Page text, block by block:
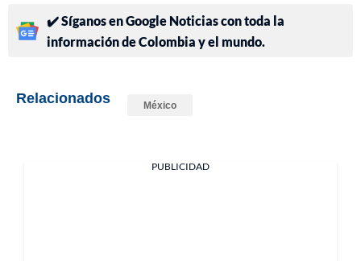
✔️ Síganos en Google Noticias con toda la
información de Colombia y el mundo.
Relacionados México
PUBLICIDAD